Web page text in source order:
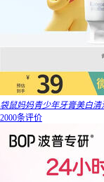
袋鼠妈妈青少年牙膏美白
2000条评价